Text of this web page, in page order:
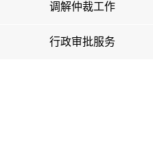
调解仲裁工作
行政审批服务